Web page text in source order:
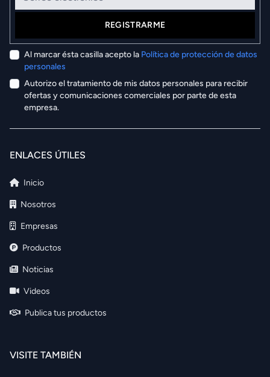
REGISTRARME
Al marcar ésta casilla acepto la Política de protección de datos
personales
Autorizo el tratamiento de mis datos personales para recibir
ofertas y comunicaciones comerciales por parte de esta
empresa.
ENLACES ÚTILES
Inicio
Nosotros
Empresas
Productos
Noticias
Videos
Publica tus productos
VISITE TAMBIÉN